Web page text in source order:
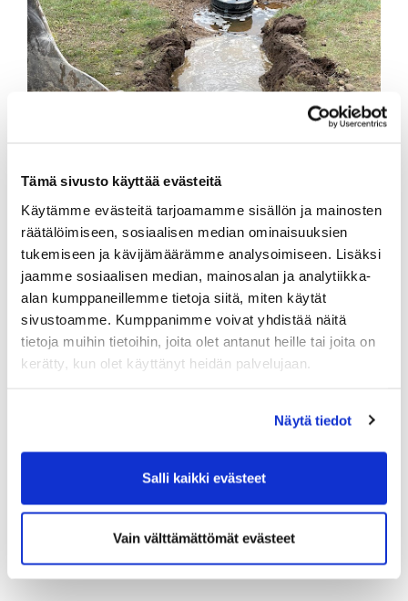
Tämä sivusto käyttää evästeitä
Käytämme evästeitä tarjoamamme sisällön ja mainosten
räätälöimiseen, sosiaalisen median ominaisuuksien
tukemiseen ja kävijämäärämme analysoimiseen. Lisäksi
jaamme sosiaalisen median, mainosalan ja analytiikka-
alan kumppaneillemme tietoja siitä, miten käytät
sivustoamme. Kumppanimme voivat yhdistää näitä
tietoja muihin tietoihin, joita olet antanut heille tai joita on
kerätty, kun olet käyttänyt heidän palvelujaan.
Näytä tiedot
Salli kaikki evästeet
Vain välttämättömät evästeet